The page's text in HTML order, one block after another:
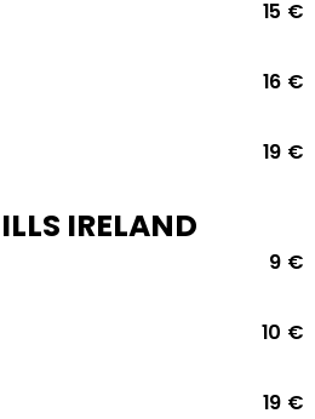
15 €
16 €
19 €
IRELAND
9 €
10 €
19 €